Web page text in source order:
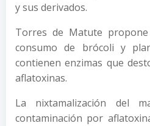
y sus derivados.
Torres de Matute
consumo de brócoli y
contienen enzimas que
aflatoxinas.
La nixtamalización del
contaminación por